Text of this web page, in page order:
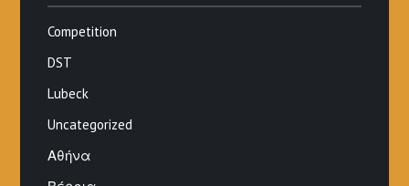
Competition
DST
Lubeck
Uncategorized
Αθήνα